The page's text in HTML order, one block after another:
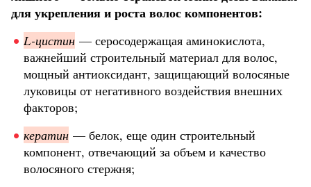
для укрепления и роста волос компонентов:
L-цистин — серосодержащая аминокислота,
важнейший строительный материал для волос,
мощный антиоксидант, защищающий волосяные
луковицы от негативного воздействия внешних
факторов;
кератин — белок, еще один строительный
компонент, отвечающий за объем и качество
волосяного стержня;